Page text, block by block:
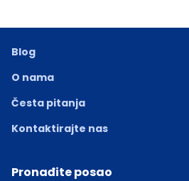
Blog
O nama
Česta pitanja
Kontaktirajte nas
Pronađite posao